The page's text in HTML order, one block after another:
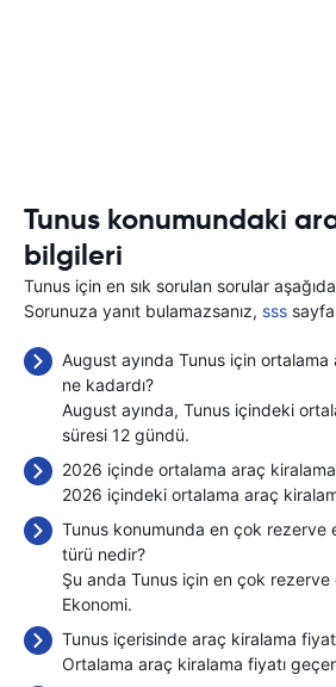
Tunus konumundaki
bilgileri
Tunus için en sık sorulan sorular
Sorunuza yanıt bulamazsanız, sss
August ayında Tunus için
ne kadardı?
August ayında, Tunus içindeki
süresi 12 gündü.
2026 içinde ortalama araç
2026 içindeki ortalama araç
Tunus konumunda en çok rezerve
türü nedir?
Şu anda Tunus için en çok
Ekonomi.
Tunus içerisinde araç kiralama
Ortalama araç kiralama fiyatı